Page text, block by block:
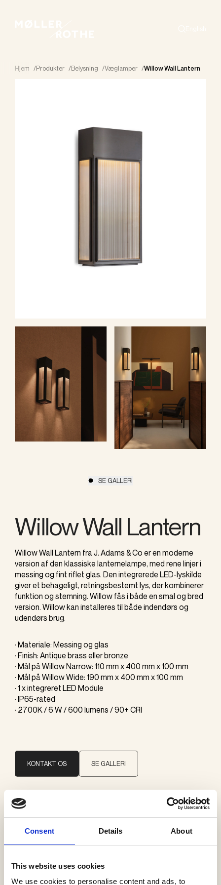
Consent Details About
This website uses cookies
We use cookies to personalise content and ads, to
Hjem /Produkter /Belysning /Væglamper /Willow Wall Lantern
SE GALLERI
Willow Wall Lantern
Willow Wall Lantern fra J. Adams & Co er en moderne
version af den klassiske lanternelampe, med rene linjer i
messing og fint riflet glas. Den integrerede LED-lyskilde
giver et behageligt, retningsbestemt lys, der kombinerer
funktion og stemning. Willow fås i både en smal og bred
version. Willow kan installeres til både indendørs og
udendørs brug.
· Materiale: Messing og glas
· Finish: Antique brass eller bronze
· Mål på Willow Narrow: 110 mm x 400 mm x 100 mm
· Mål på Willow Wide: 190 mm x 400 mm x 100 mm
· 1 x integreret LED Module
· IP65-rated
· 2700K / 6 W / 600 lumens / 90+ CRI
KONTAKT OS SE GALLERI
Brand
J. Adams & Co